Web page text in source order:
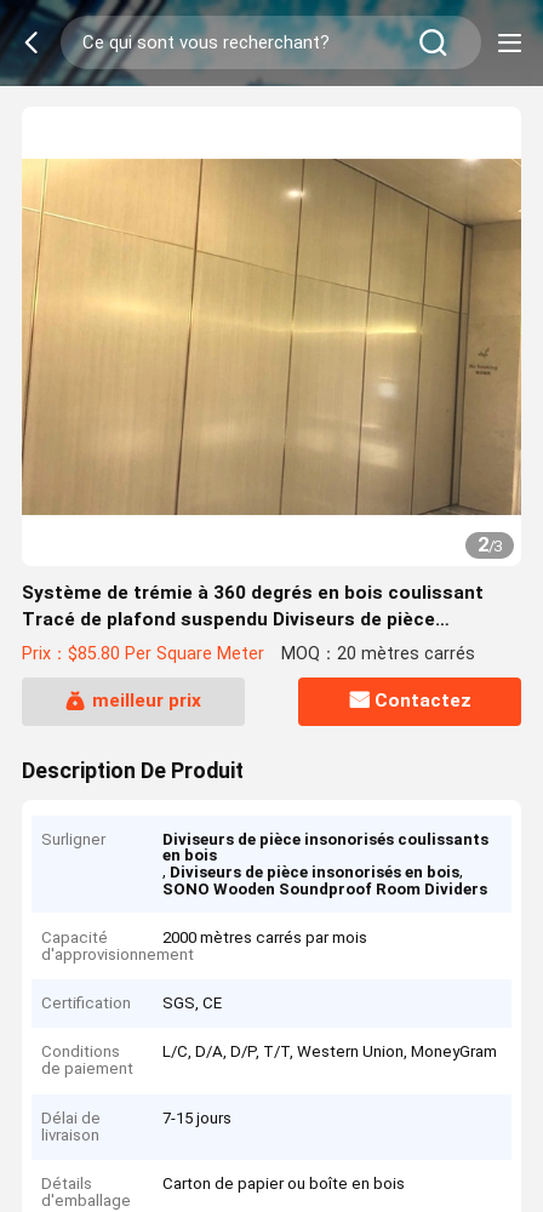
2/3
Système de trémie à 360 degrés en bois coulissant
Tracé de plafond suspendu Diviseurs de pièce
insonorisés
Prix：$85.80 Per Square Meter MOQ：20 mètres carrés
meilleur prix Contactez
Description De Produit
Surligner
Diviseurs de pièce insonorisés coulissants
en bois
, Diviseurs de pièce insonorisés en bois,
SONO Wooden Soundproof Room Dividers
Capacité
d'approvisionnement
2000 mètres carrés par mois
Certification SGS, CE
Conditions
de paiement
L/C, D/A, D/P, T/T, Western Union, MoneyGram
Délai de
livraison
7-15 jours
Détails
d'emballage
Carton de papier ou boîte en bois